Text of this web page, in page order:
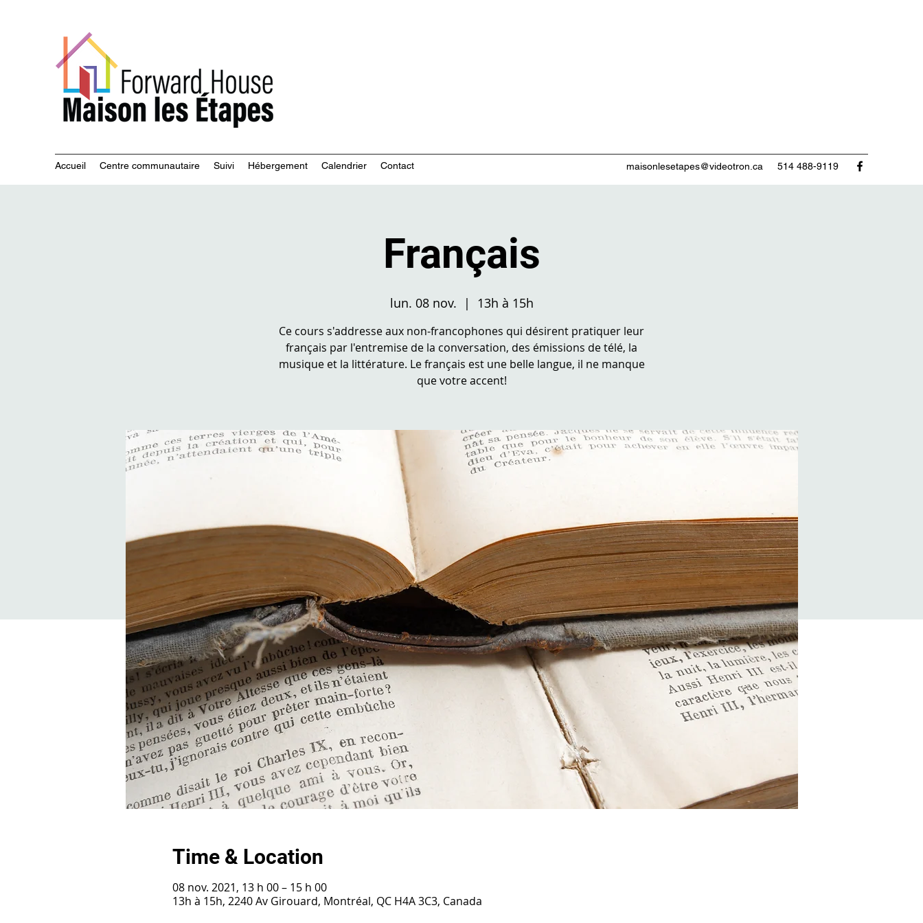
Accueil Centre communautaire Suivi Hébergement Calendrier Contact maisonlesetapes@videotron.ca 514 488-9119
Français
lun. 08 nov.
  |
13h à 15h
Ce cours s'addresse aux non-francophones qui désirent pratiquer leur
français par l'entremise de la conversation, des émissions de télé, la
musique et la littérature. Le français est une belle langue, il ne manque
que votre accent!
Time & Location
08 nov. 2021, 13 h 00 – 15 h 00
13h à 15h, 2240 Av Girouard, Montréal, QC H4A 3C3, Canada